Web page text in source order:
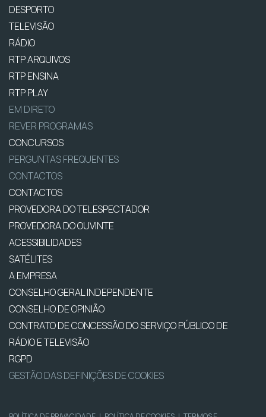
DESPORTO
TELEVISÃO
RÁDIO
RTP ARQUIVOS
RTP ENSINA
RTP PLAY
EM DIRETO
REVER PROGRAMAS
CONCURSOS
PERGUNTAS FREQUENTES
CONTACTOS
CONTACTOS
PROVEDORA DO TELESPECTADOR
PROVEDORA DO OUVINTE
ACESSIBILIDADES
SATÉLITES
A EMPRESA
CONSELHO GERAL INDEPENDENTE
CONSELHO DE OPINIÃO
CONTRATO DE CONCESSÃO DO SERVIÇO PÚBLICO DE
RÁDIO E TELEVISÃO
RGPD
GESTÃO DAS DEFINIÇÕES DE COOKIES